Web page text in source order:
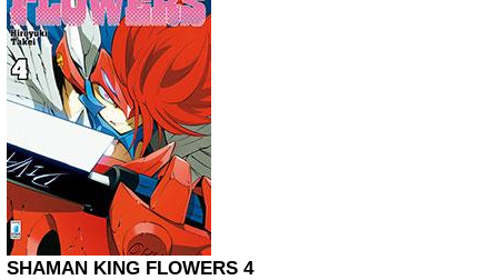
SHAMAN KING FLOWERS 4